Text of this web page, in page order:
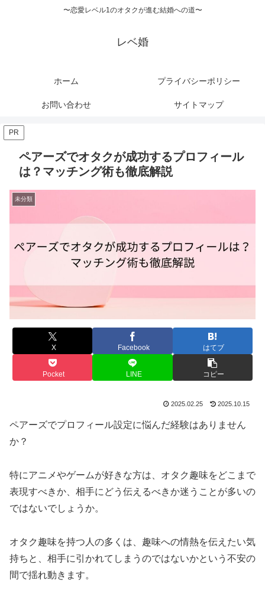
〜恋愛レベル1のオタクが進む結婚への道〜
レベ婚
ホーム プライバシーポリシー
お問い合わせ サイトマップ
PR
ペアーズでオタクが成功するプロフィール
は？マッチング術も徹底解説
未分類
X Facebook はてブ
Pocket LINE コピー
2025.02.25 2025.10.15
ペアーズでプロフィール設定に悩んだ経験はありません
か？
特にアニメやゲームが好きな方は、オタク趣味をどこまで
表現すべきか、相手にどう伝えるべきか迷うことが多いの
ではないでしょうか。
オタク趣味を持つ人の多くは、趣味への情熱を伝えたい気
持ちと、相手に引かれてしまうのではないかという不安の
間で揺れ動きます。